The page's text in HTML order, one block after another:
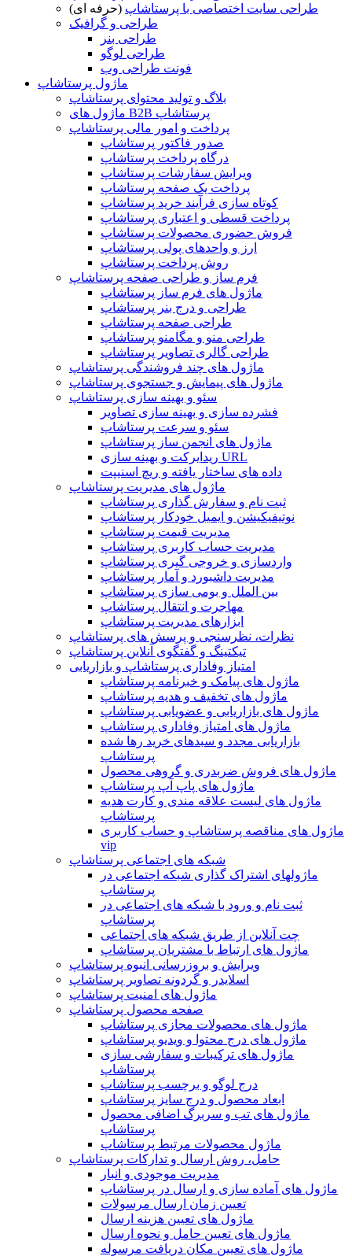
طراحی سایت اختصاصی با پرستاشاپ (حرفه ای)
طراحی و گرافیک
طراحی بنر
طراحی لوگو
فونت طراحی وب
ماژول پرستاشاپ
بلاگ و تولید محتوای پرستاشاپ
ماژول های B2B پرستاشاپ
پرداخت و امور مالی پرستاشاپ
صدور فاکتور پرستاشاپ
درگاه پرداخت پرستاشاپ
ویرایش سفارشات پرستاشاپ
پرداخت یک صفحه پرستاشاپ
کوتاه سازی فرآیند خرید پرستاشاپ
پرداخت قسطی و اعتباری پرستاشاپ
فروش حضوری محصولات پرستاشاپ
ارز و واحدهای پولی پرستاشاپ
روش پرداخت پرستاشاپ
فرم ساز و طراحی صفحه پرستاشاپ
ماژول های فرم ساز پرستاشاپ
طراحی و درج بنر پرستاشاپ
طراحی صفحه پرستاشاپ
طراحی منو و مگامنو پرستاشاپ
طراحی گالری تصاویر پرستاشاپ
ماژول های چند فروشندگی پرستاشاپ
ماژول های پیمایش و جستجوی پرستاشاپ
سئو و بهینه سازی پرستاشاپ
فشرده سازی و بهینه سازی تصاویر
سئو و سرعت پرستاشاپ
ماژول های انجمن ساز پرستاشاپ
ریدایرکت و بهینه سازی URL
داده های ساختار یافته و ریچ اسنیپت
ماژول های مدیریت پرستاشاپ
ثبت نام و سفارش گذاری پرستاشاپ
نوتیفیکیشن و ایمیل خودکار پرستاشاپ
مدیریت قیمت پرستاشاپ
مدیریت حساب کاربری پرستاشاپ
واردسازی و خروجی گیری پرستاشاپ
مدیریت داشبورد و آمار پرستاشاپ
بین الملل و بومی سازی پرستاشاپ
مهاجرت و انتقال پرستاشاپ
ابزارهای مدیریت پرستاشاپ
نظرات، نظرسنجی و پرسش های پرستاشاپ
تیکتینگ و گفتگوی آنلاین پرستاشاپ
امتیاز وفاداری پرستاشاپ و بازاریابی
ماژول های پیامک و خبرنامه پرستاشاپ
ماژول های تخفیف و هدیه پرستاشاپ
ماژول های بازاریابی و عضویابی پرستاشاپ
ماژول های امتیاز وفاداری پرستاشاپ
بازاریابی مجدد و سبدهای خرید رها شده
پرستاشاپ
ماژول های فروش ضربدری و گروهی محصول
ماژول های پاپ آپ پرستاشاپ
ماژول های لیست علاقه مندی و کارت هدیه
پرستاشاپ
ماژول های مناقصه پرستاشاپ و حساب کاربری
vip
شبکه های اجتماعی پرستاشاپ
ماژولهای اشتراک‌ گذاری شبکه اجتماعی در
پرستاشاپ
ثبت نام و ورود با شبکه های اجتماعی در
پرستاشاپ
چت آنلاین از طریق شبکه های اجتماعی
ماژول های ارتباط با مشتریان پرستاشاپ
ویرایش و بروزرسانی انبوه پرستاشاپ
اسلایدر و گردونه تصاویر پرستاشاپ
ماژول های امنیت پرستاشاپ
صفحه محصول پرستاشاپ
ماژول های محصولات مجازی پرستاشاپ
ماژول های درج محتوا و ویدیو پرستاشاپ
ماژول های ترکیبات و سفارشی سازی
پرستاشاپ
درج لوگو و برچسب پرستاشاپ
ابعاد محصول و درج سایز پرستاشاپ
ماژول های تب و سربرگ اضافی محصول
پرستاشاپ
ماژول محصولات مرتبط پرستاشاپ
حامل، روش ارسال و تدارکات پرستاشاپ
مدیریت موجودی و انبار
ماژول های آماده سازی و ارسال در پرستاشاپ
تعیین زمان ارسال مرسولات
ماژول های تعیین هزینه ارسال
ماژول های تعیین حامل و نحوه ارسال
ماژول های تعیین مکان دریافت مرسوله